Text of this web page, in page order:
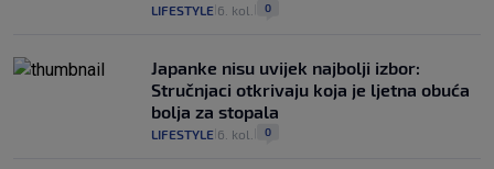
LIFESTYLE 6. kol. 0
Japanke nisu uvijek najbolji izbor:
Stručnjaci otkrivaju koja je ljetna obuća
bolja za stopala
LIFESTYLE 6. kol. 0